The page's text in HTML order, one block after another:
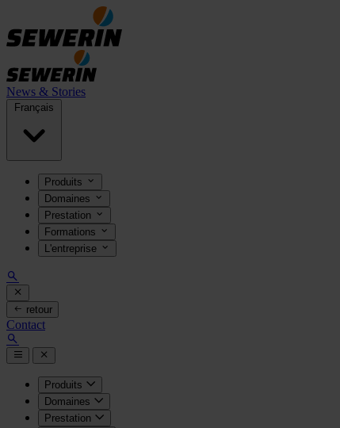
News & Stories
Français
Produits
Domaines
Prestation
Formations
L'entreprise
retour
Contact
Produits
Domaines
Prestation